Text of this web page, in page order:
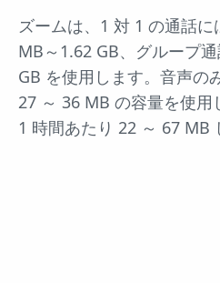
ズームは、1 対 1 の通話
MB～1.62 GB、グループ
GB を使用します。音声の
27 ～ 36 MB の容量を使用
1 時間あたり 22 ～ 67 MB